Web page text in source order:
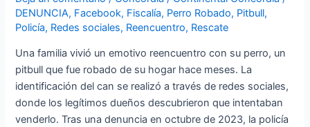
DENUNCIA, Facebook, Fiscalía, Perro Robado, Pitbull,
Policía, Redes sociales, Reencuentro, Rescate
Una familia vivió un emotivo reencuentro con su perro, un
pitbull que fue robado de su hogar hace meses. La
identificación del can se realizó a través de redes sociales,
donde los legítimos dueños descubrieron que intentaban
venderlo. Tras una denuncia en octubre de 2023, la policía